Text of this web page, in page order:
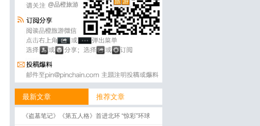
@品橙旅游
最新文章 推荐文章
《盗墓笔记》《第五人格》首进北环 “惊彩”环球